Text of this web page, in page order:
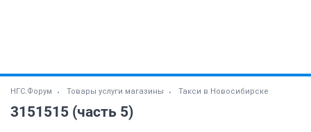
НГС.Форум Товары услуги магазины Такси в Новосибирске
3151515 (часть 5)